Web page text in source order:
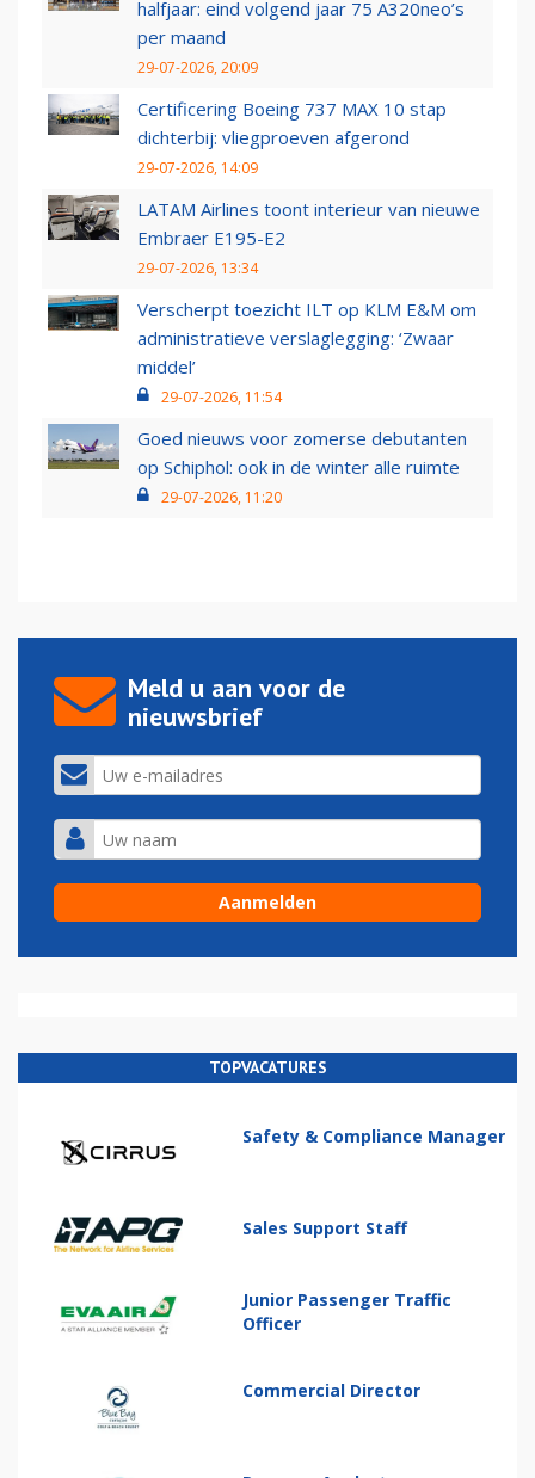
halfjaar: eind volgend jaar 75 A320neo’s
per maand
29-07-2026, 20:09
Certificering Boeing 737 MAX 10 stap
dichterbij: vliegproeven afgerond
29-07-2026, 14:09
LATAM Airlines toont interieur van nieuwe
Embraer E195-E2
29-07-2026, 13:34
Verscherpt toezicht ILT op KLM E&M om
administratieve verslaglegging: ‘Zwaar
middel’
29-07-2026, 11:54
Goed nieuws voor zomerse debutanten
op Schiphol: ook in de winter alle ruimte
29-07-2026, 11:20
Meld u aan voor de
nieuwsbrief
TOPVACATURES
Safety & Compliance Manager
Sales Support Staff
Junior Passenger Traffic
Officer
Commercial Director